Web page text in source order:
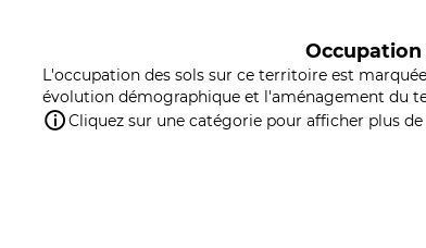
Occupation
L'occupation des sols sur ce territoire est
évolution démographique et l'aménagement du
Cliquez sur une catégorie pour afficher plus